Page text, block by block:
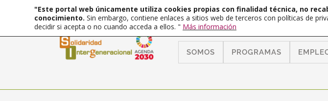
SOMOS PROGRAMAS
"Este portal web únicamente utiliza cookies propias con finalidad técnica, no
conocimiento. Sin embargo, contiene enlaces a sitios web de terceros con políticas de
decidir si acepta o no cuando acceda a ellos. " Más información